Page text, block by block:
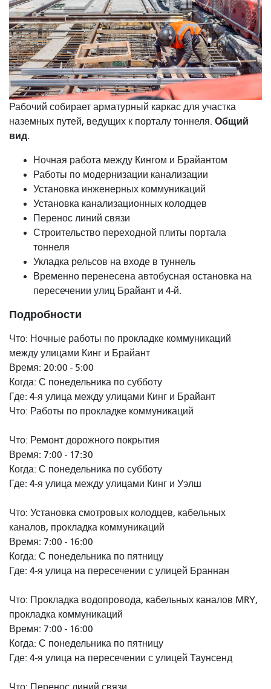
Рабочий собирает арматурный каркас для участка
наземных путей, ведущих к порталу тоннеля. Общий
вид.
Ночная работа между Кингом и Брайантом
Работы по модернизации канализации
Установка инженерных коммуникаций
Установка канализационных колодцев
Перенос линий связи
Строительство переходной плиты портала
тоннеля
Укладка рельсов на входе в туннель
Временно перенесена автобусная остановка на
пересечении улиц Брайант и 4-й.
Подробности
Что: Ночные работы по прокладке коммуникаций
между улицами Кинг и Брайант
Время: 20:00 - 5:00
Когда: С понедельника по субботу
Где: 4-я улица между улицами Кинг и Брайант
Что: Работы по прокладке коммуникаций
Что: Ремонт дорожного покрытия
Время: 7:00 - 17:30
Когда: С понедельника по субботу
Где: 4-я улица между улицами Кинг и Уэлш
Что: Установка смотровых колодцев, кабельных
каналов, прокладка коммуникаций
Время: 7:00 - 16:00
Когда: С понедельника по пятницу
Где: 4-я улица на пересечении с улицей Браннан
Что: Прокладка водопровода, кабельных каналов MRY,
прокладка коммуникаций
Время: 7:00 - 16:00
Когда: С понедельника по пятницу
Где: 4-я улица на пересечении с улицей Таунсенд